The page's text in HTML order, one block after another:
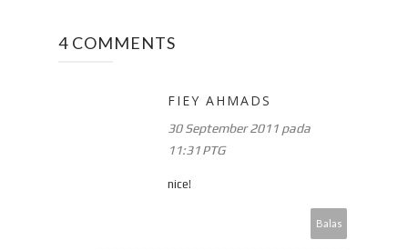
4 COMMENTS
FIEY AHMADS
30 September 2011 pada
11:31 PTG
nice!
Balas